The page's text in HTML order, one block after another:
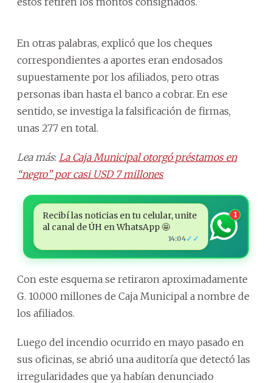
En otras palabras, explicó que los cheques
correspondientes a aportes eran endosados
supuestamente por los afiliados, pero otras
personas iban hasta el banco a cobrar. En ese
sentido, se investiga la falsificación de firmas,
unas 277 en total.
Lea más: La Caja Municipal otorgó préstamos en
“negro” por casi USD 7 millones
Recibí las noticias en tu celular, unite
al canal de ÚH en WhatsApp 🤩
14:04✓✓
1
Con este esquema se retiraron aproximadamente
G. 10.000 millones de Caja Municipal a nombre de
los afiliados.
Luego del incendio ocurrido en mayo pasado en
sus oficinas, se abrió una auditoría que detectó las
irregularidades que ya habían denunciado